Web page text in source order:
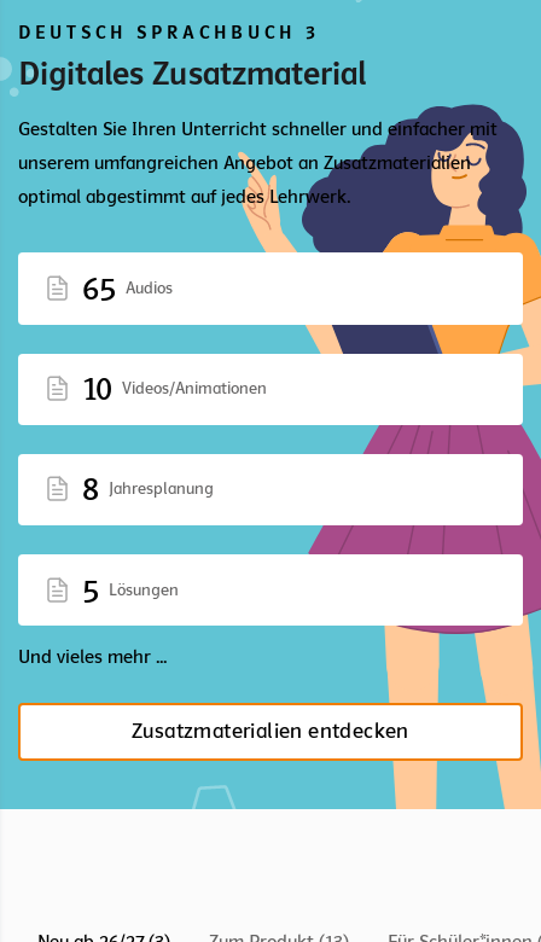
DEUTSCH SPRACHBUCH 3
Digitales Zusatzmaterial
Gestalten Sie Ihren Unterricht schneller und einfacher mit
unserem umfangreichen Angebot an Zusatzmaterialien
optimal abgestimmt auf jedes Lehrwerk.
65 Audios
10 Videos/Animationen
8 Jahresplanung
5 Lösungen
Und vieles mehr ...
Zusatzmaterialien entdecken